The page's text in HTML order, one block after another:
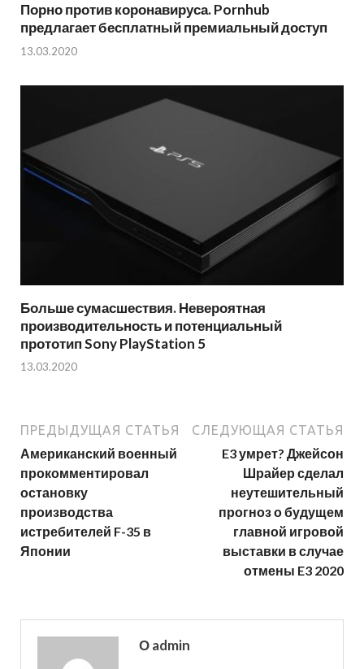
Порно против коронавируса. Pornhub
предлагает бесплатный премиальный доступ
13.03.2020
Больше сумасшествия. Невероятная
производительность и потенциальный
прототип Sony PlayStation 5
13.03.2020
ПРЕДЫДУЩАЯ СТАТЬЯ
Американский военный
прокомментировал
остановку
производства
истребителей F-35 в
Японии
СЛЕДУЮЩАЯ СТАТЬЯ
E3 умрет? Джейсон
Шрайер сделал
неутешительный
прогноз о будущем
главной игровой
выставки в случае
отмены E3 2020
О admin